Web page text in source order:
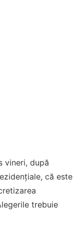
vineri, după
că este
trebuie